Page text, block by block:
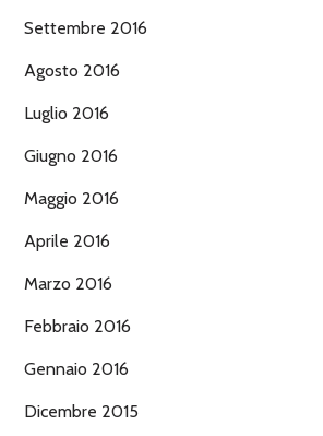
Settembre 2016
Agosto 2016
Luglio 2016
Giugno 2016
Maggio 2016
Aprile 2016
Marzo 2016
Febbraio 2016
Gennaio 2016
Dicembre 2015